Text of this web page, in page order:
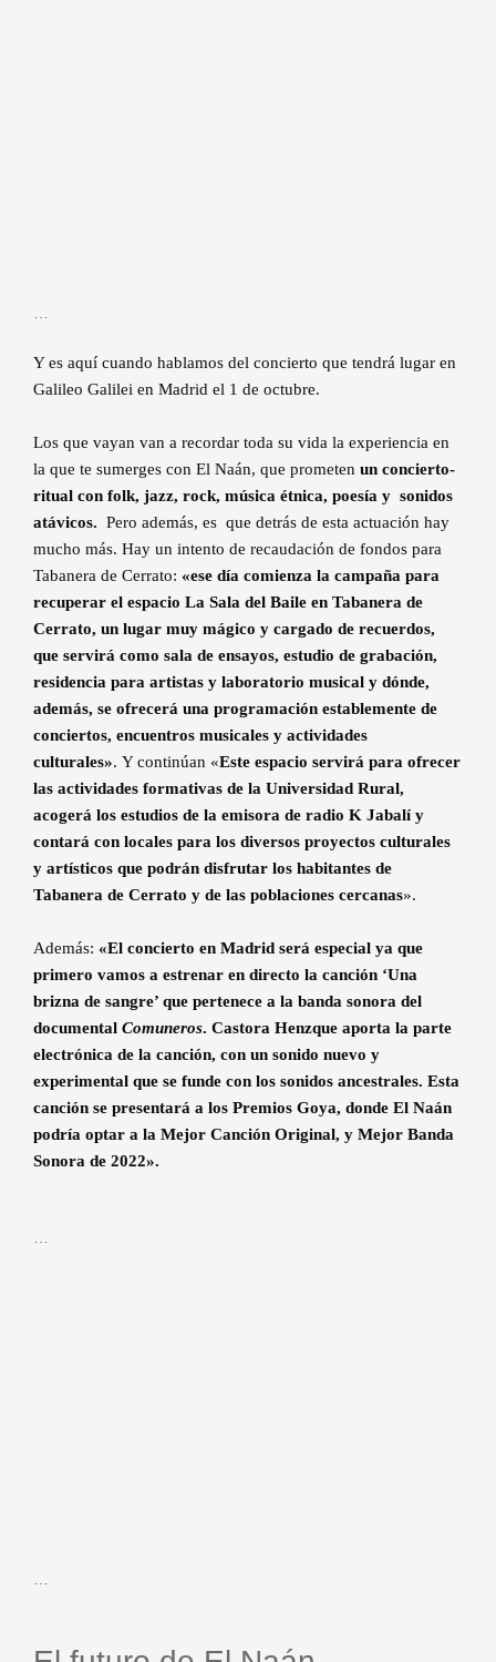
Y es aquí cuando hablamos del concierto que tendrá lugar en
Galileo Galilei en Madrid el 1 de octubre.
Los que vayan van a recordar toda su vida la experiencia en
la que te sumerges con El Naán, que prometen un concierto-
ritual con folk, jazz, rock, música étnica, poesía y sonidos
atávicos. Pero además, es que detrás de esta actuación hay
mucho más. Hay un intento de recaudación de fondos para
Tabanera de Cerrato: «ese día comienza la campaña para
recuperar el espacio La Sala del Baile en Tabanera de
Cerrato, un lugar muy mágico y cargado de recuerdos,
que servirá como sala de ensayos, estudio de grabación,
residencia para artistas y laboratorio musical y dónde,
además, se ofrecerá una programación establemente de
conciertos, encuentros musicales y actividades
culturales». Y continúan «Este espacio servirá para ofrecer
las actividades formativas de la Universidad Rural,
acogerá los estudios de la emisora de radio K Jabalí y
contará con locales para los diversos proyectos culturales
y artísticos que podrán disfrutar los habitantes de
Tabanera de Cerrato y de las poblaciones cercanas».
Además: «El concierto en Madrid será especial ya que
primero vamos a estrenar en directo la canción ‘Una
brizna de sangre’ que pertenece a la banda sonora del
documental Comuneros. Castora Henzque aporta la parte
electrónica de la canción, con un sonido nuevo y
experimental que se funde con los sonidos ancestrales. Esta
canción se presentará a los Premios Goya, donde El Naán
podría optar a la Mejor Canción Original, y Mejor Banda
Sonora de 2022».